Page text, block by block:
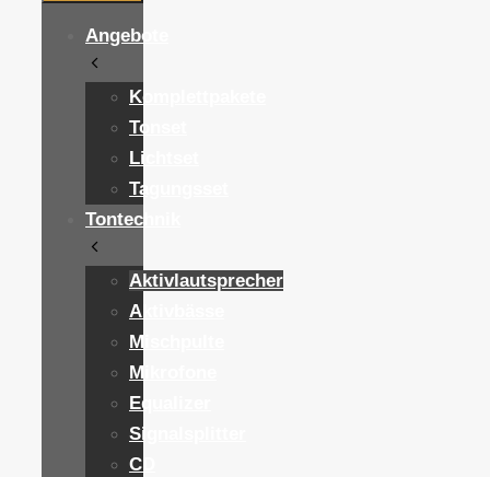
Angebote
Komplettpakete
Tonset
Lichtset
Tagungsset
Tontechnik
Aktivlautsprecher
Aktivbässe
Mischpulte
Mikrofone
Equalizer
Signalsplitter
CD